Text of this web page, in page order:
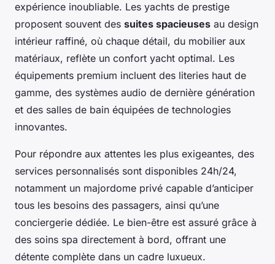
expérience inoubliable. Les yachts de prestige
proposent souvent des suites spacieuses au design
intérieur raffiné, où chaque détail, du mobilier aux
matériaux, reflète un confort yacht optimal. Les
équipements premium incluent des literies haut de
gamme, des systèmes audio de dernière génération
et des salles de bain équipées de technologies
innovantes.
Pour répondre aux attentes les plus exigeantes, des
services personnalisés sont disponibles 24h/24,
notamment un majordome privé capable d’anticiper
tous les besoins des passagers, ainsi qu’une
conciergerie dédiée. Le bien-être est assuré grâce à
des soins spa directement à bord, offrant une
détente complète dans un cadre luxueux.